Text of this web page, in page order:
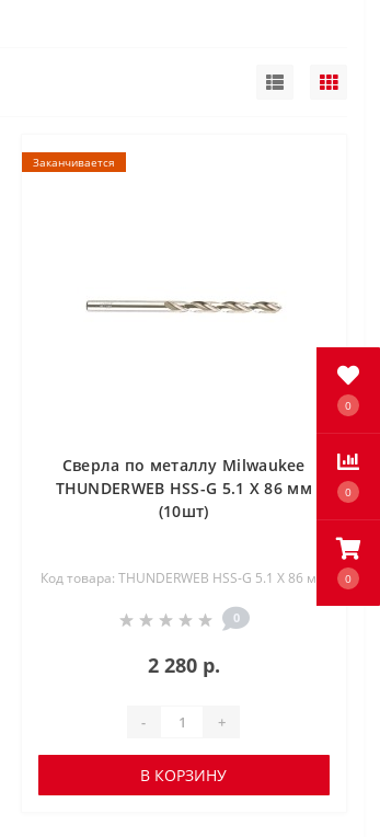
0
0
0
Заканчивается
Сверла по металлу Milwaukee
THUNDERWEB HSS-G 5.1 X 86 мм
(10шт)
Код товара: THUNDERWEB HSS-G 5.1 X 86 мм
0
2 280 р.
- +
В КОРЗИНУ